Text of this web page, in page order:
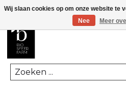
Zoeken
Wij slaan cookies op om onze website te
Nee
Meer